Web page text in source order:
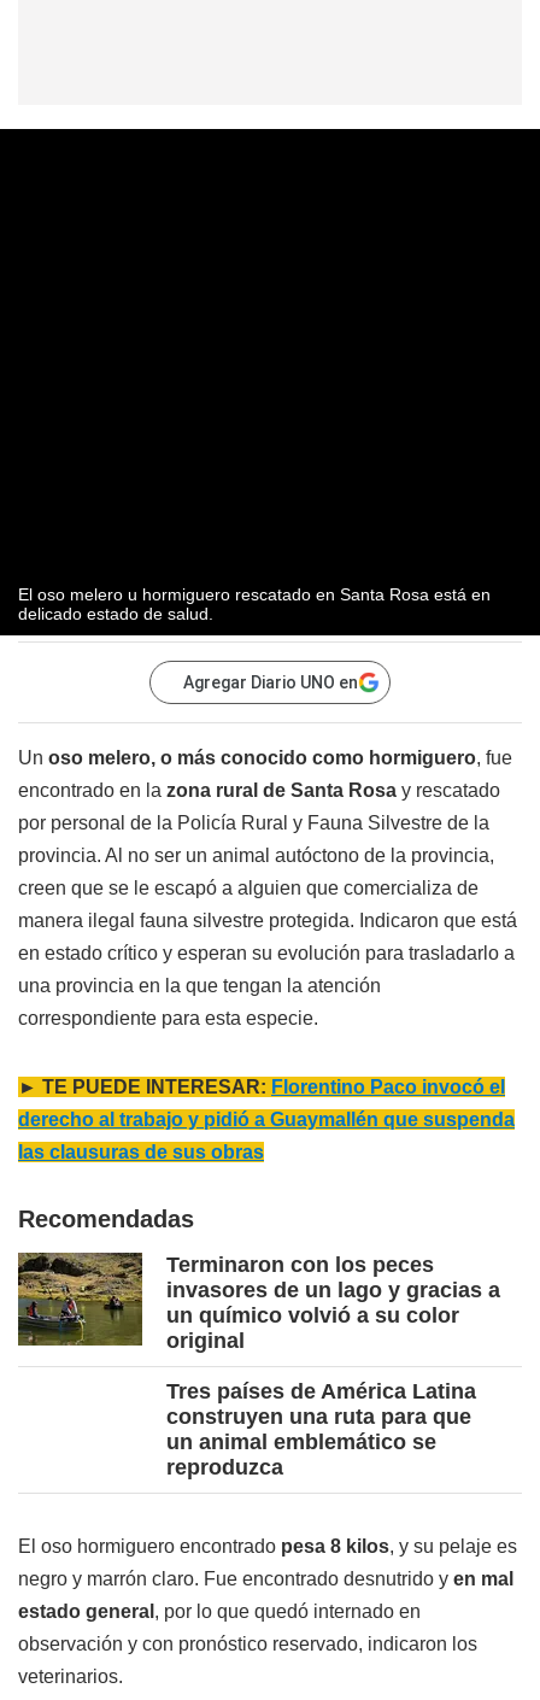
El oso melero u hormiguero rescatado en Santa Rosa está en
delicado estado de salud.
Agregar Diario UNO en
Un oso melero, o más conocido como hormiguero, fue
encontrado en la zona rural de Santa Rosa y rescatado
por personal de la Policía Rural y Fauna Silvestre de la
provincia. Al no ser un animal autóctono de la provincia,
creen que se le escapó a alguien que comercializa de
manera ilegal fauna silvestre protegida. Indicaron que está
en estado crítico y esperan su evolución para trasladarlo a
una provincia en la que tengan la atención
correspondiente para esta especie.
► TE PUEDE INTERESAR: Florentino Paco invocó el
derecho al trabajo y pidió a Guaymallén que suspenda
las clausuras de sus obras
Recomendadas
Terminaron con los peces
invasores de un lago y gracias a
un químico volvió a su color
original
Tres países de América Latina
construyen una ruta para que
un animal emblemático se
reproduzca
El oso hormiguero encontrado pesa 8 kilos, y su pelaje es
negro y marrón claro. Fue encontrado desnutrido y en mal
estado general , por lo que quedó internado en
observación y con pronóstico reservado, indicaron los
veterinarios.